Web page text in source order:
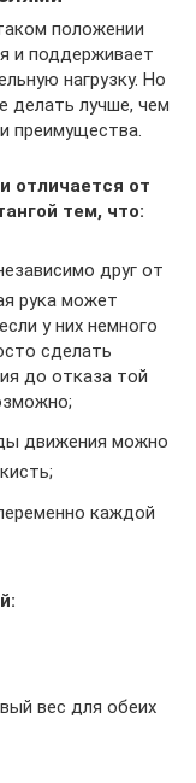
положении
и поддерживает
нагрузку. Но
делать лучше, чем
преимущества.
отличается от
тем, что:
друг от
рука может
у них немного
сделать
до отказа той
движения можно
каждой
вес для обеих